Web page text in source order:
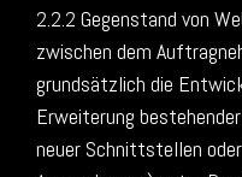
2.2.2 Gegenstand von
zwischen dem
grundsätzlich die
Erweiterung
neuer Schnittstellen